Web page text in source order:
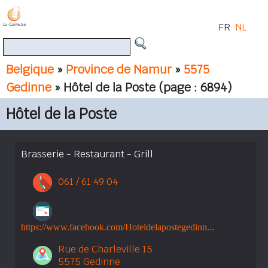
Belgique » Province de Namur» 5575
Gedinne » Hôtel de la Poste (page : 6894)
FR NL
Hôtel de la Poste
Brasserie - Restaurant - Grill
061 / 61 49 04
https://www.facebook.com/Hoteldelapostegedinn...
Rue de Charleville 15
5575 Gedinne